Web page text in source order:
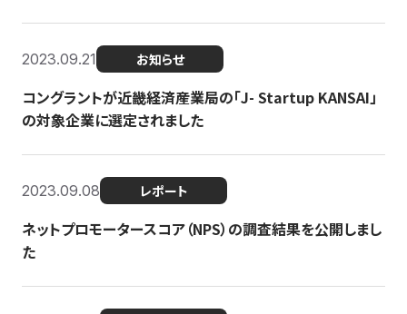
2023.09.21 お知らせ
コングラントが近畿経済産業局の「J- Startup KANSAI」
の対象企業に選定されました
2023.09.08 レポート
ネットプロモータースコア（NPS）の調査結果を公開しまし
た